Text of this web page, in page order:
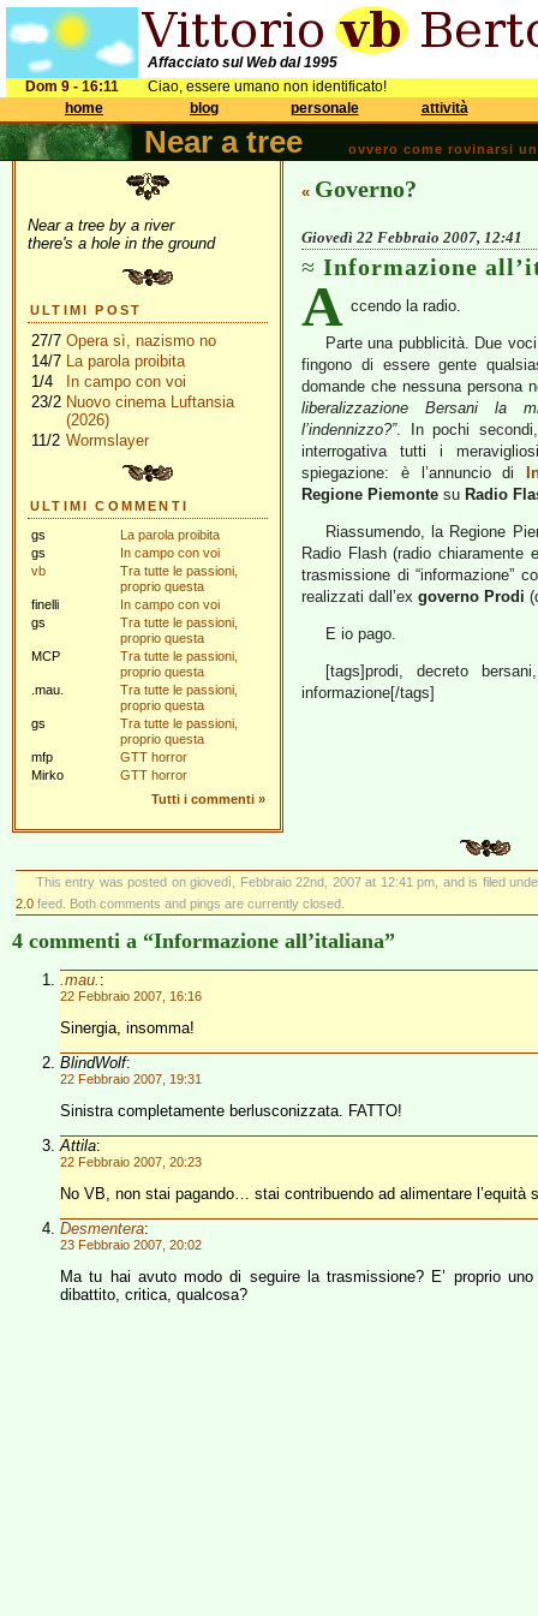
Affacciato sul Web dal 1995
Dom 9 - 16:11
Ciao, essere umano non identificato!
home
blog personale attività
Near a tree ovvero come rovinarsi
Near a tree by a river
there's a hole in the ground
ULTIMI POST
27/7 Opera sì, nazismo no
14/7 La parola proibita
1/4
In campo con voi
23/2 Nuovo cinema Luftansia
(2026)
11/2 Wormslayer
ULTIMI COMMENTI
gs
La parola proibita
gs
In campo con voi
vb
Tra tutte le passioni,
proprio questa
finelli
In campo con voi
gs
Tra tutte le passioni,
proprio questa
MCP
Tra tutte le passioni,
proprio questa
.mau.
Tra tutte le passioni,
proprio questa
gs
Tra tutte le passioni,
proprio questa
mfp
GTT horror
Mirko
GTT horror
Tutti i commenti »
« Governo?
Giovedì 22 Febbraio 2007, 12:41
Informazione
A ccendo la radio.
Parte una pubblicità. Due
fingono di essere gente
domande che nessuna persona
liberalizzazione Bersani la
l’indennizzo?”. In pochi
interrogativa tutti i
spiegazione: è l’annuncio di
Regione Piemonte su Radio
Riassumendo, la Regione
Radio Flash (radio chiaramente
trasmissione di “informazione”
realizzati dall’ex governo Prodi
E io pago.
[tags]prodi, decreto
informazione[/tags]
This entry was posted on giovedì, Febbraio 22nd, 2007 at 12:41 pm, and is filed
2.0 feed. Both comments and pings are currently closed.
4 commenti a “Informazione all’italiana”
.mau. :
22 Febbraio 2007, 16:16
Sinergia, insomma!
BlindWolf:
22 Febbraio 2007, 19:31
Sinistra completamente berlusconizzata. FATTO!
Attila:
22 Febbraio 2007, 20:23
No VB, non stai pagando… stai contribuendo ad alimentare l’equità
Desmentera:
23 Febbraio 2007, 20:02
Ma tu hai avuto modo di seguire la trasmissione? E’ proprio
dibattito, critica, qualcosa?